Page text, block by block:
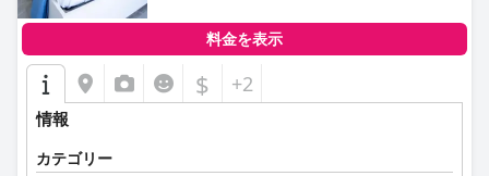
料金を表示
$ +2
情報
カテゴリー